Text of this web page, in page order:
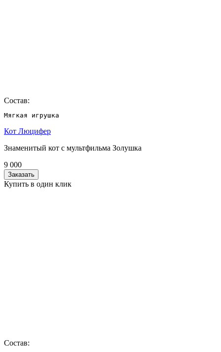
Состав:
Мягкая игрушка
Кот Люцифер
Знаменитый кот с мультфильма Золушка
9 000
Заказать
Купить в один клик
Состав: